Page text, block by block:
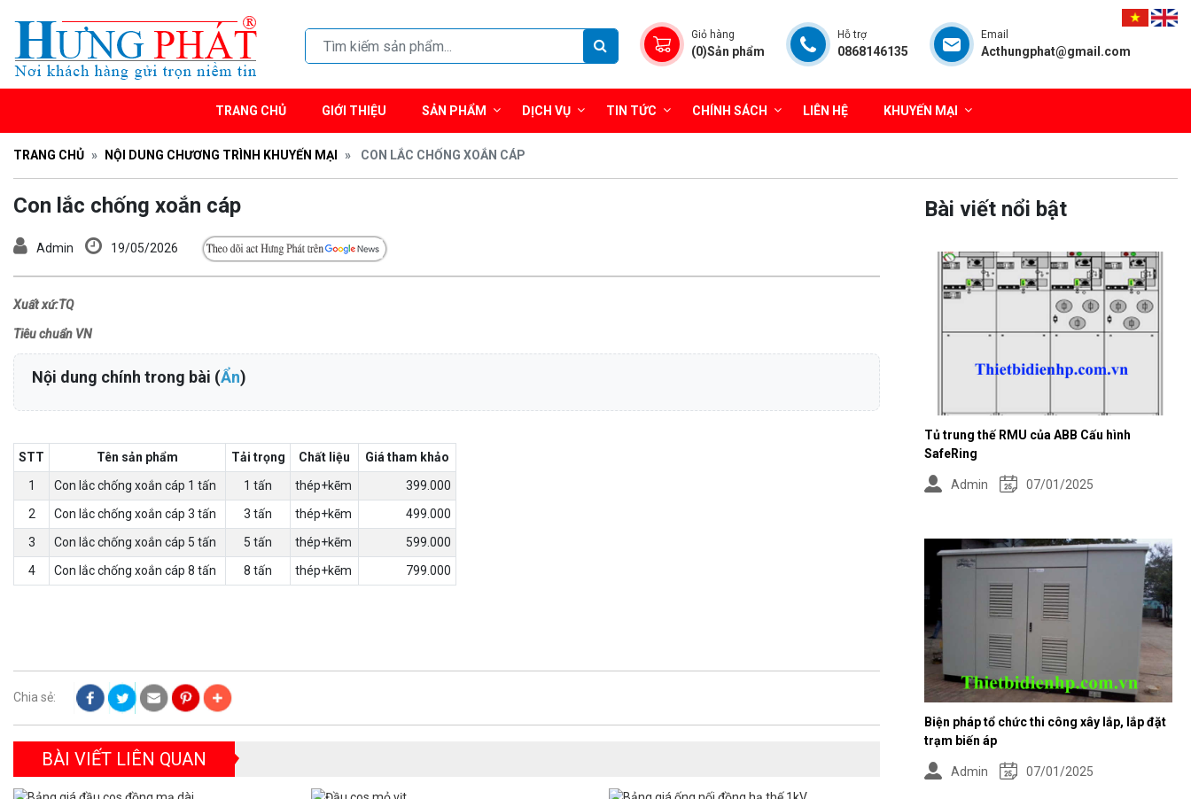
Giỏ hàng
(0)Sản phẩm
Hỗ trợ
0868146135
Email
Acthungphat@gmail.com
TRANG CHỦ GIỚI THIỆU SẢN PHẨM DỊCH VỤ TIN TỨC CHÍNH SÁCH LIÊN HỆ KHUYẾN MẠI
TRANG CHỦ NỘI DUNG CHƯƠNG TRÌNH KHUYẾN MẠI CON LẮC CHỐNG XOẮN CÁP
Con lắc chống xoắn cáp
Admin 19/05/2026
Xuất xứ:TQ
Tiêu chuẩn VN
Nội dung chính trong bài (Ẩn)
STT Tên sản phẩm Tải trọng Chất liệu
Giá tham khảo
1
Con lắc chống xoắn cáp 1 tấn 1 tấn thép+kẽm
399.000
2
Con lắc chống xoắn cáp 3 tấn 3 tấn thép+kẽm
499.000
3
Con lắc chống xoắn cáp 5 tấn 5 tấn thép+kẽm
599.000
4
Con lắc chống xoắn cáp 8 tấn 8 tấn thép+kẽm 799.000
Chia sẻ:
BÀI VIẾT LIÊN QUAN
Bài viết nổi bật
Tủ trung thế RMU của ABB Cấu hình
SafeRing
Admin 07/01/2025
Biện pháp tổ chức thi công xây lắp, lắp đặt
trạm biến áp
Admin 07/01/2025